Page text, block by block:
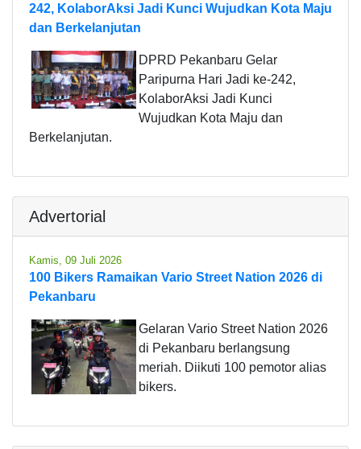
242, KolaborAksi Jadi Kunci Wujudkan Kota Maju
dan Berkelanjutan
DPRD Pekanbaru Gelar
Paripurna Hari Jadi ke-242,
KolaborAksi Jadi Kunci
Wujudkan Kota Maju dan
Berkelanjutan.
Advertorial
Kamis, 09 Juli 2026
100 Bikers Ramaikan Vario Street Nation 2026 di
Pekanbaru
Gelaran Vario Street Nation 2026
di Pekanbaru berlangsung
meriah. Diikuti 100 pemotor alias
bikers.